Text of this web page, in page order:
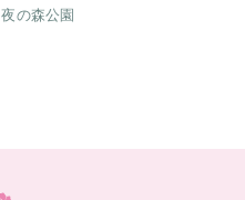
夜の森公園